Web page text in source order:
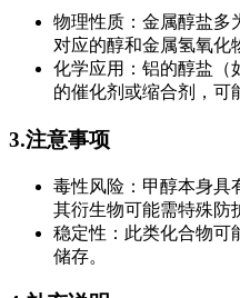
物理性质：金属醇盐多
对应的醇和金属氢氧化
化学应用：铝的醇盐（
的催化剂或缩合剂，可
3.注意事项
毒性风险：甲醇本身具
其衍生物可能需特殊防
稳定性：此类化合物可
储存。